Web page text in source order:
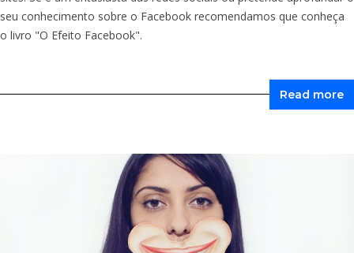
seu conhecimento sobre o Facebook recomendamos que conheça
o livro "O Efeito Facebook".
Read more